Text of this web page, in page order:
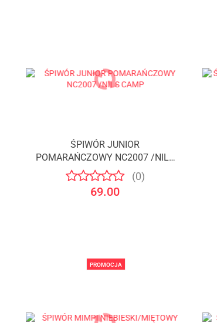
ŚPIWÓR JUNIOR
POMARAŃCZOWY NC2007 /NILS
CAMP
(0)
69.00
PROMOCJA